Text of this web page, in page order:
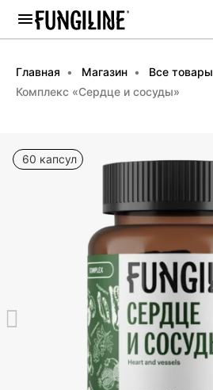
Главная Магазин
Все товары
Комплекс «Сердце и сосуды»
60 капсул